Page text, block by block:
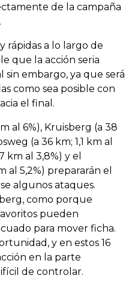
de la campaña
rápidas a lo largo de
que la acción seria
sin embargo, ya que será
como sea posible con
el final.
al 6%), Kruisberg (a 38
(a 36 km; 1,1 km al
km al 3,8%) y el
al 5,2%) prepararán el
algunos ataques.
como porque
pueden
para mover ficha.
y en estos 16
en la parte
de controlar.